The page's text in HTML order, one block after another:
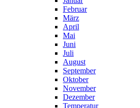
Februar
März
April
Mai
Juni
Juli
August
September
Oktober
November
Dezember
Temperatur